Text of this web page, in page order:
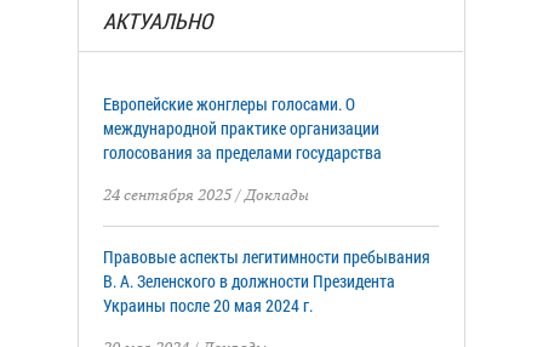
АКТУАЛЬНО
Европейские жонглеры голосами. О
международной практике организации
голосования за пределами государства
24 сентября 2025/Доклады
Правовые аспекты легитимности пребывания
В. А. Зеленского в должности Президента
Украины после 20 мая 2024 г.